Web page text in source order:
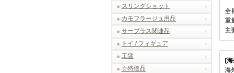
スリングショット
カモフラージュ用品
サープラス関連品
トイ / フィギュア
工賃
☆特価品
全
重
主
[
海